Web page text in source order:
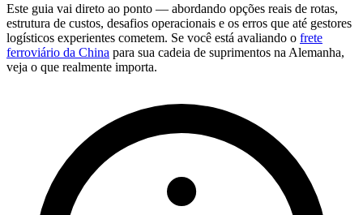
Este guia vai direto ao ponto — abordando opções reais de rotas,
estrutura de custos, desafios operacionais e os erros que até gestores
logísticos experientes cometem. Se você está avaliando o frete
ferroviário da China para sua cadeia de suprimentos na Alemanha,
veja o que realmente importa.